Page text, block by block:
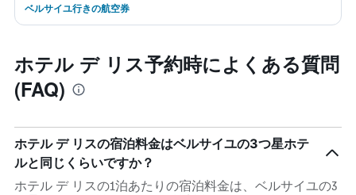
ベルサイユ行きの航空券
ホテル デ リス予約時によくある質問
(FAQ)
ホテル デ リスの宿泊料金はベルサイユの3つ星ホテ
ルと同じくらいですか？
ホテル デ リスの1泊あたりの宿泊料金は、ベルサイユの3